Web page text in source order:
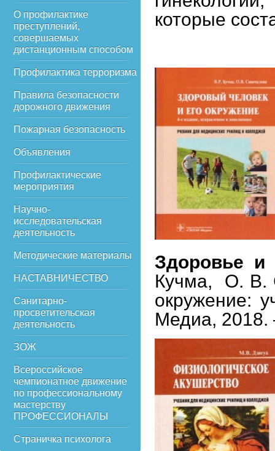
О профилактике
преступлений,
совершаемых
дистанционным способом
Профилактика терроризма
Правила безопасности
дорожного движения
Пожарная безопасность
Объявления
Профилактические
мероприятия
Научно-
исследовательская
деятельность
Методические материалы
НАСТАВНИЧЕСТВО
Санитарно-
просветительская
деятельность
ЗОЖ
Всероссийское
чемпионатное движение
по профессиональному
мастерству
ПРОФЕССИОНАЛЫ
Страничка психолога
которые
Здоровье и
Кучма, О. В.
окружение:
Медиа, 2018.